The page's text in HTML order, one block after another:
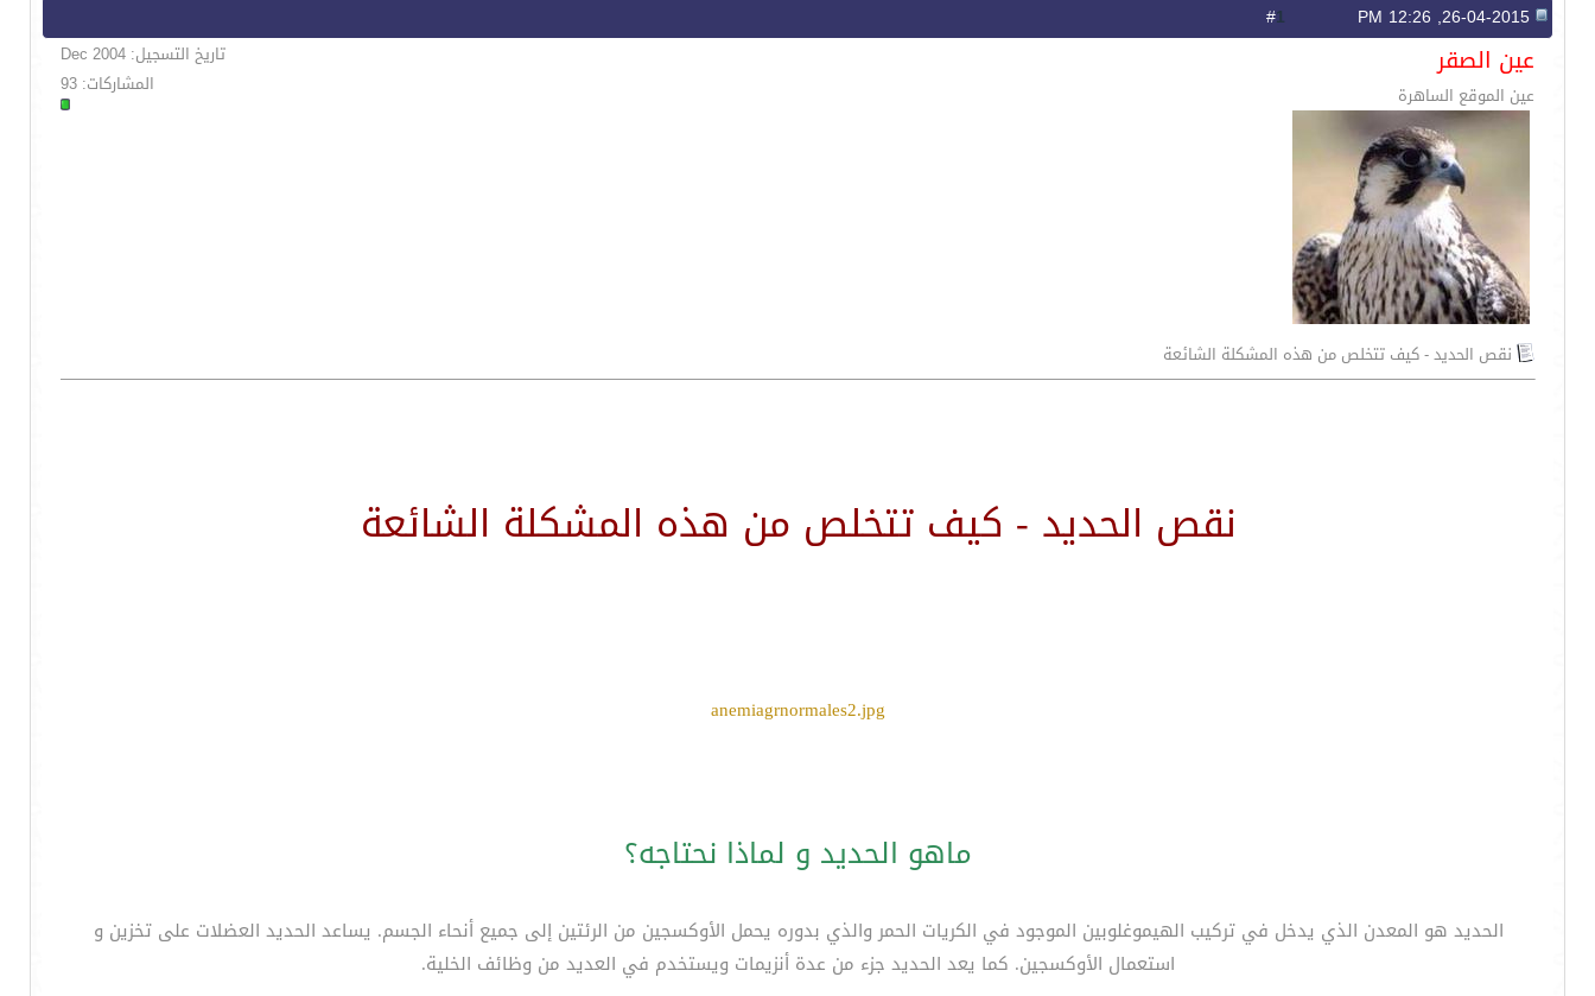
1
عين الصقر
عين الموقع الساهرة
تاريخ التسجيل: Dec 2004
المشاركات: 93
نقص الحديد - كيف تتخلص من هذه المشكلة الشائعة
نقص الحديد - كيف تتخلص من هذه المشكلة الشائعة
anemiagrnormales2.jpg
ماهو الحديد و لماذا نحتاجه؟
الحديد هو المعدن الذي يدخل في تركيب الهيموغلوبين الموجود في الكريات الحمر والذي بدوره يحمل الأوكسجين من الرئتين إلى جميع أنحاء الجسم. يساعد الحديد العضلات على تخزين و
استعمال الأوكسجين. كما يعد الحديد جزء من عدة أنزيمات ويستخدم في العديد من وظائف الخلية.